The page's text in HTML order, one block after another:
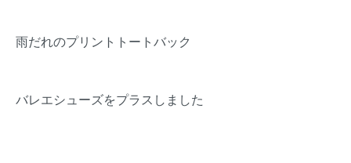
雨だれのプリントトートバック
バレエシューズをプラスしました